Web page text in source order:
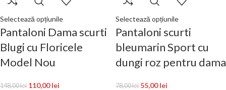
Selectează opțiunile
Pantaloni Dama scurti
Blugi cu Floricele
Model Nou
148,00lei 110,00lei
Selectează opțiunile
Pantaloni scurti
bleumarin Sport cu
dungi roz pentru dama
78,00lei 55,00lei